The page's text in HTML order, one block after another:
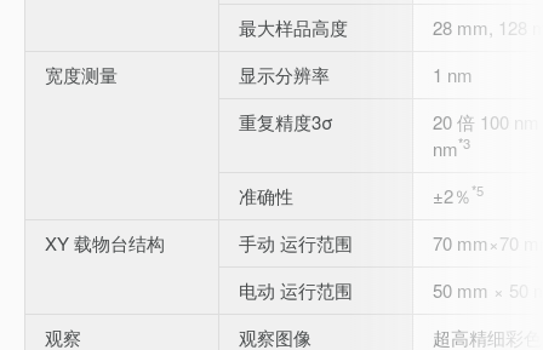
最大样品高度
28 mm, 128
宽度测量
显示分辨率
1 nm
重复精度3σ
20 倍 100
nm*3
准确性 ±2％*5
XY 载物台结构 手动 运行范围
70 mm×70
电动 运行范围
50 mm × 50
观察
观察图像 超高精细彩